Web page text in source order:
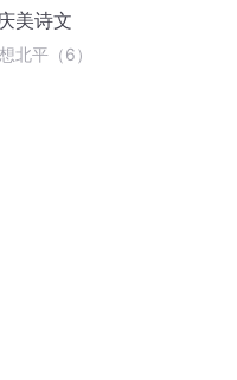
美诗文
想北平（6）